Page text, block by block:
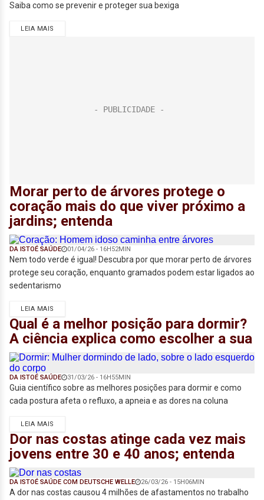
Saiba como se prevenir e proteger sua bexiga
LEIA MAIS
Morar perto de árvores protege o
coração mais do que viver próximo a
jardins; entenda
DA ISTOÉ SAÚDE 01/04/26 - 16H52MIN
Nem todo verde é igual! Descubra por que morar perto de árvores
protege seu coração, enquanto gramados podem estar ligados ao
sedentarismo
LEIA MAIS
Qual é a melhor posição para dormir?
A ciência explica como escolher a sua
DA ISTOÉ SAÚDE 31/03/26 - 16H55MIN
Guia científico sobre as melhores posições para dormir e como
cada postura afeta o refluxo, a apneia e as dores na coluna
LEIA MAIS
Dor nas costas atinge cada vez mais
jovens entre 30 e 40 anos; entenda
DA ISTOÉ SAÚDE COM DEUTSCHE WELLE 26/03/26 - 15H06MIN
A dor nas costas causou 4 milhões de afastamentos no trabalho